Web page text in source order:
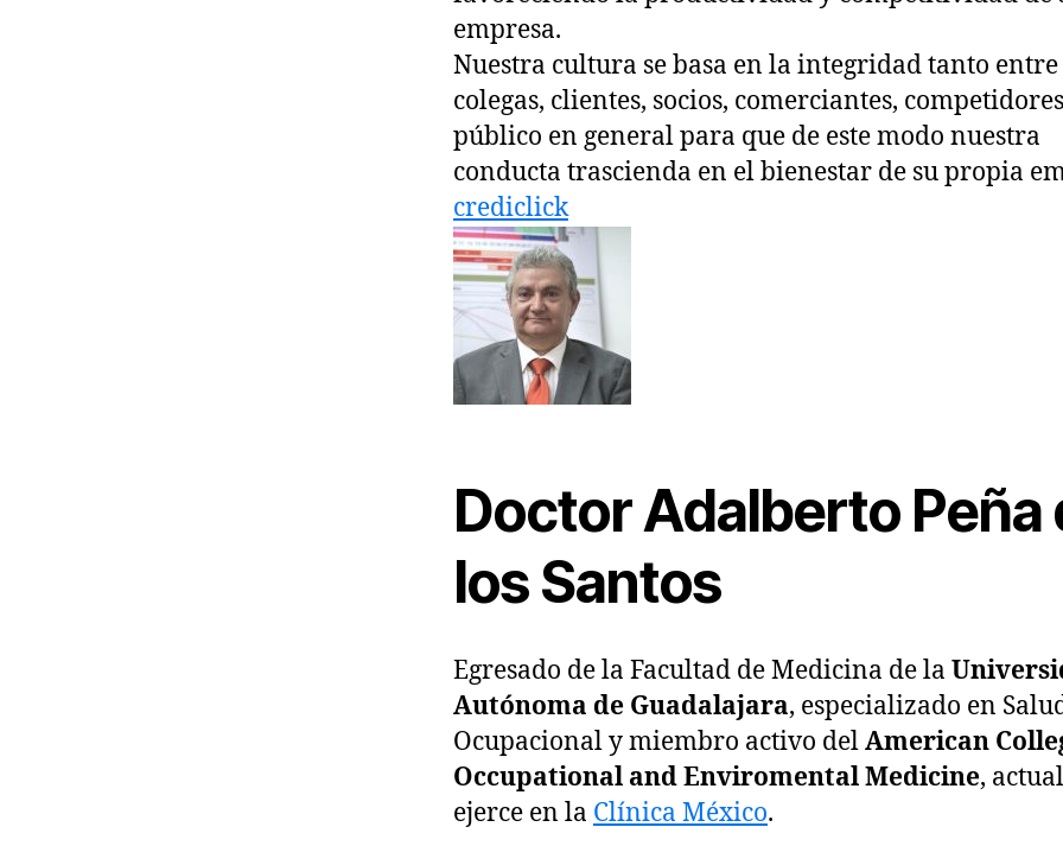
empresa.
Nuestra cultura se basa en la integridad tanto entre
colegas, clientes, socios, comerciantes,
público en general para que de este modo nuestra
conducta trascienda en el bienestar de su propia
crediclick
Doctor Adalberto Peña
los Santos​
Egresado de la Facultad de Medicina de la
Autónoma de Guadalajara, especializado en
Ocupacional y miembro activo delAmerican
Occupational and Enviromental Medicine,
ejerce en la Clínica México.